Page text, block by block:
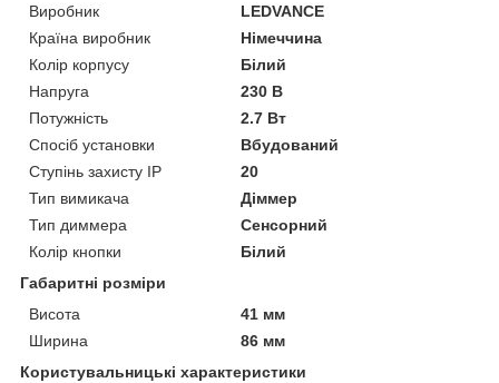
Виробник
LEDVANCE
Країна виробник
Німеччина
Колір корпусу
Білий
Напруга
230 В
Потужність
2.7 Вт
Спосіб установки
Вбудований
Ступінь захисту IP
20
Тип вимикача
Діммер
Тип диммера
Сенсорний
Колір кнопки
Білий
Габаритні розміри
Висота
41 мм
Ширина
86 мм
Користувальницькі характеристики